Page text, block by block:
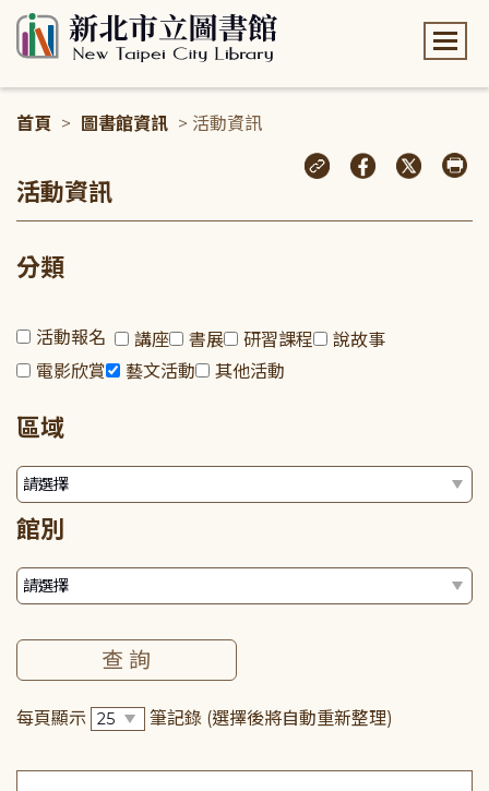
首頁 > 圖書館資訊 > 活動資訊
活動資訊
分類
活動報名 講座 書展 研習課程
說故事
電影欣賞
藝文活動 其他活動
區域
館別
每頁顯示 筆記錄 (選擇後將自動重新整理)